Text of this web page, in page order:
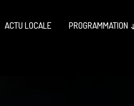
ACTU LOCALE PROGRAMMATION